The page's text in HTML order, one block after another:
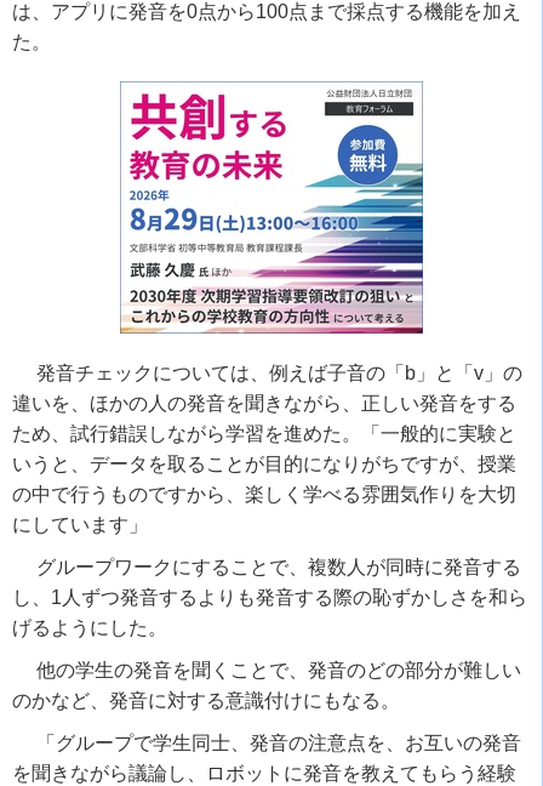
は、アプリに発音を0点から100点まで採点する機能を加え
た。
発音チェックについては、例えば子音の「 b 」と「 v 」の
違いを、ほかの人の発音を聞きながら、正しい発音をする
ため、試行錯誤しながら学習を進めた。「一般的に実験と
いうと、データを取ることが目的になりがちですが、授業
の中で行うものですから、楽しく学べる雰囲気作りを大切
にしています」
グループワークにすることで、複数人が同時に発音する
し、 1 人ずつ発音するよりも発音する際の恥ずかしさを和ら
げるようにした。
他の学生の発音を聞くことで、発音のどの部分が難しい
のかなど、発音に対する意識付けにもなる。
「グループで学生同士、発音の注意点を、お互いの発音
を聞きながら議論し、ロボットに発音を教えてもらう経験